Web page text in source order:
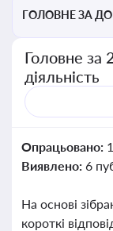
ГОЛОВНЕ ЗА
Головне за
діяльність
Опрацьовано:
Виявлено: 6
На основі
короткі